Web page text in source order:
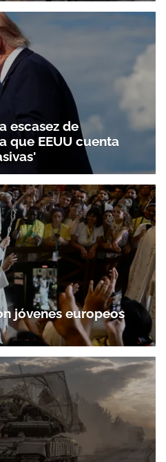
escasez de
que EEUU cuenta
jóvenes europeos